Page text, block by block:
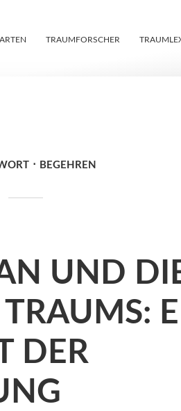
TRAUMFORSCHER
BEGEHREN
UND
DER